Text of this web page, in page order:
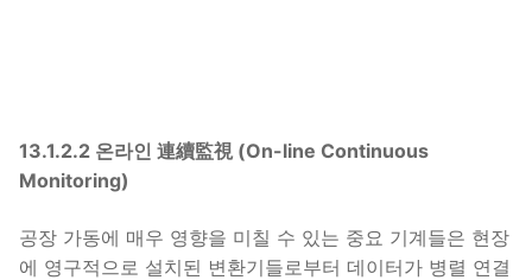
13.1.2.2 온라인 連續監視 (On-line Continuous
Monitoring)
공장 가동에 매우 영향을 미칠 수 있는 중요 기계들은 현장
에 영구적으로 설치된 변환기들로부터 데이터가 병렬 연결